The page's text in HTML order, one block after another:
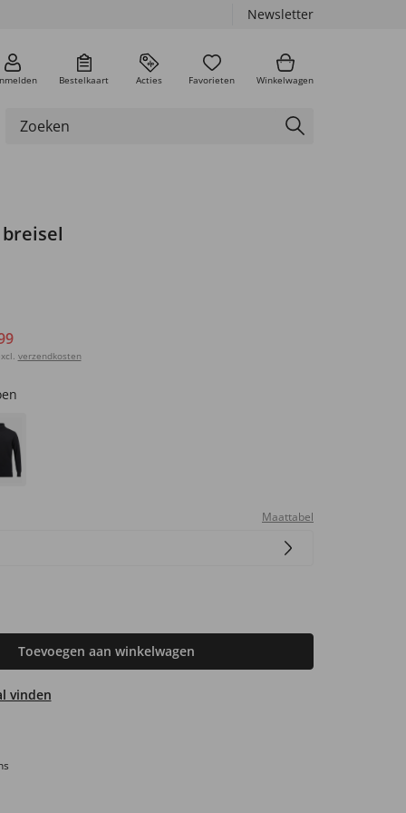
Newsletter
Bestelkaart Acties Favorieten Winkelwagen
verzendkosten
Maattabel
Toevoegen aan winkelwagen
vinden